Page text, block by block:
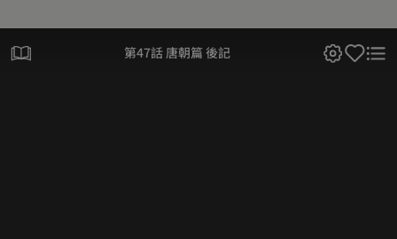
第47話 唐朝篇 後記